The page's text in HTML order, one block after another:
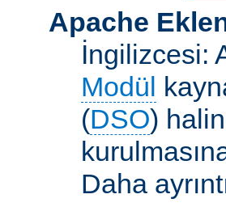
Apache
İngilizcesi:
Modül
(DSO)
Daha